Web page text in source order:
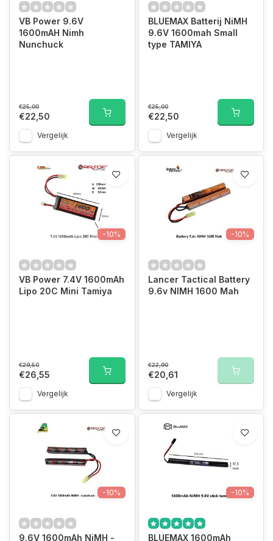
VB Power 9.6V
1600mAH Nimh
Nunchuck
€25,00
€22,50
Vergelijk
BLUEMAX Batterij NiMH
9.6V 1600mah Small
type TAMIYA
€25,00
€22,50
Vergelijk
-10%
VB Power 7.4V 1600mAh
Lipo 20C Mini Tamiya
€29,50
€26,55
Vergelijk
-10%
Lancer Tactical Battery
9.6v NIMH 1600 Mah
€22,90
€20,61
Vergelijk
-10%
9.6V 1600mAh NiMH -
-10%
BLUEMAX 1600mAh